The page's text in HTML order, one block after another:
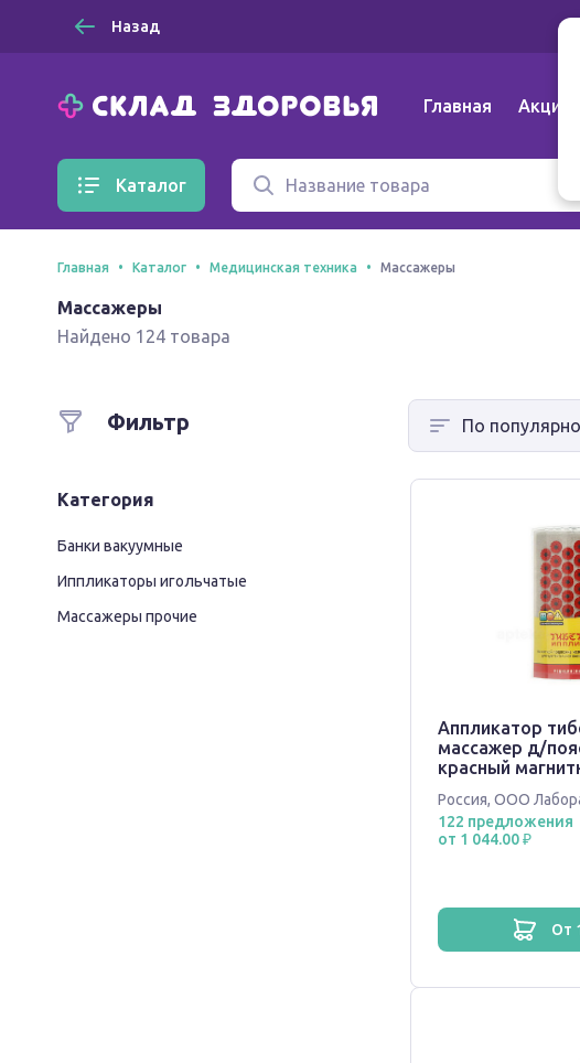
Назад
Главная Акции
Каталог
Главная Каталог Медицинская техника Массажеры
Массажеры
Найдено 124 товара
Фильтр
Категория
Банки вакуумные
Иппликаторы игольчатые
Массажеры прочие
Аппликатор
массажер д/
красный
Россия, ООО
122 предложения
от 1 044.00 ₽